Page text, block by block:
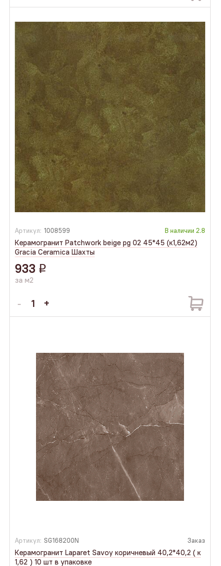
Артикул: 1008599 В наличии 2.8
Керамогранит Patchwork beige pg 02 45*45 (к1,62м2)
Gracia Ceramica Шахты
933 q
за м2
Артикул: SG168200N Заказ
Керамогранит Laparet Savoy коричневый 40,2*40,2 ( к
1,62 ) 10 шт в упаковке